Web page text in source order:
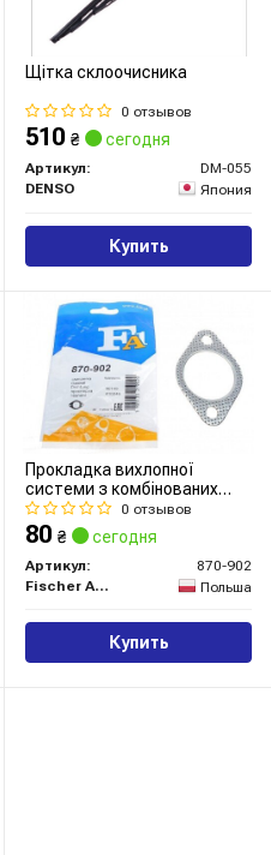
Щітка склоочисника
0 отзывов
510 ₴ сегодня
Артикул:
DM-055
DENSO
Япония
Купить
Прокладка вихлопної
системи з комбінованих
матеріалів 0 отзывов
80 ₴ сегодня
Артикул:
870-902
Fischer Automotive One (FA1)
Польша
Купить